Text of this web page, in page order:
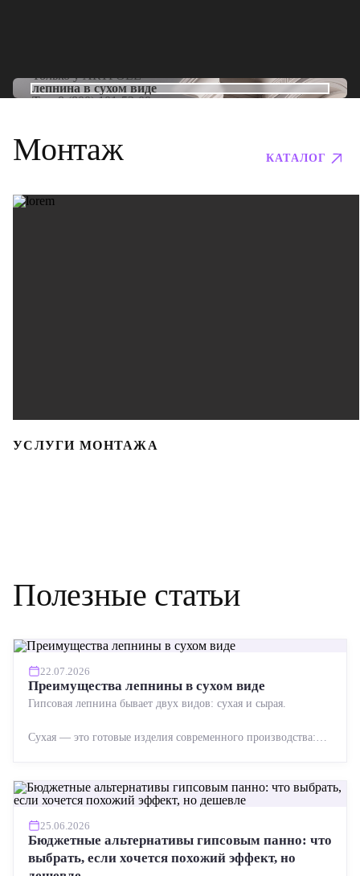
Только уARTPOLE
лепнина в сухом виде
Тел:8 (800) 101-53-00
Монтаж КАТАЛОГ
УСЛУГИ МОНТАЖА
Полезные статьи
22.07.2026
Преимущества лепнины в сухом виде
Гипсовая лепнина бывает двух видов: сухая и сырая.
Сухая — это готовые изделия современного производства:
25.06.2026
Бюджетные альтернативы гипсовым панно: что
выбрать, если хочется похожий эффект, но